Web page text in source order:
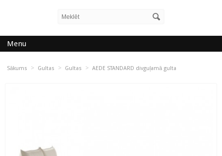
Menu
Sākums > Gultas > Gultas > AEDE STANDARD divguļamā gulta